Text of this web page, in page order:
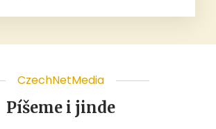
CzechNetMedia
Píšeme i jinde